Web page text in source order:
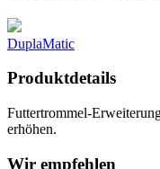
DuplaMatic
Produktdetails
Futtertrommel-
erhöhen.
Wir empfehlen